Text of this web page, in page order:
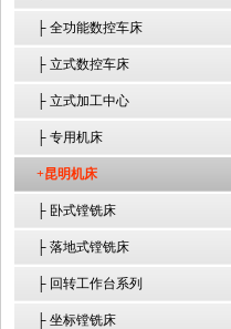
├ 全功能数控车床
├ 立式数控车床
├ 立式加工中心
├ 专用机床
+昆明机床
├ 卧式镗铣床
├ 落地式镗铣床
├ 回转工作台系列
├ 坐标镗铣床